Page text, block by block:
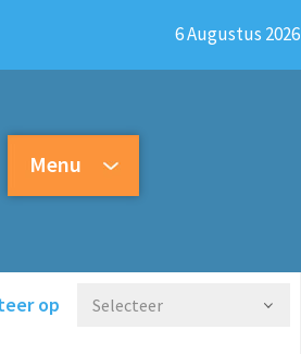
6 Augustus 2026
Menu
op